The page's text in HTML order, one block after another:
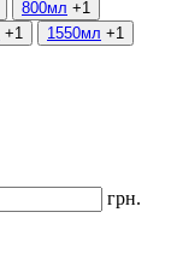
800мл +1
+1 1550мл +1
грн.